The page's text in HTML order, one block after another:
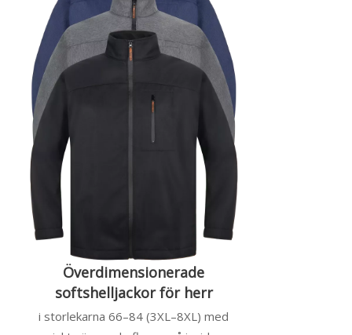
Överdimensionerade
softshelljackor för herr
i storlekarna 66–84 (3XL–8XL) med